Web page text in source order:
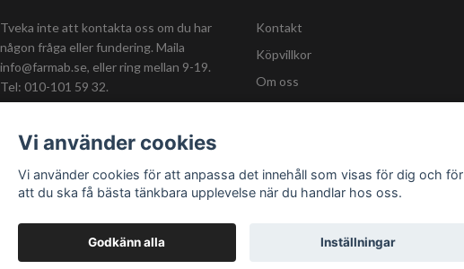
Tveka inte att kontakta oss om du har
någon fråga eller fundering. Maila
info@farmab.se, eller ring mellan 9-19.
Tel: 010-101 59 32.
Kontakt
Köpvillkor
Om oss
Vi använder cookies
Vi använder cookies för att anpassa det innehåll som visas för dig och för
att du ska få bästa tänkbara upplevelse när du handlar hos oss.
Godkänn alla Inställningar